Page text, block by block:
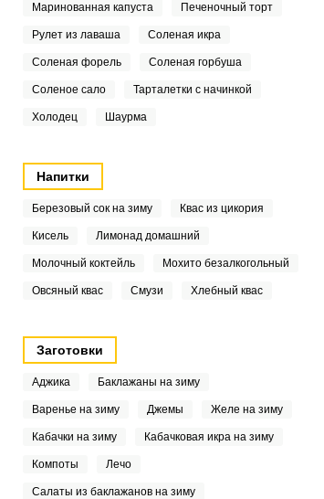
Маринованная капуста Печеночный торт
Рулет из лаваша Соленая икра
Соленая форель Соленая горбуша
Соленое сало Тарталетки с начинкой
Холодец Шаурма
Напитки
Березовый сок на зиму Квас из цикория
Кисель Лимонад домашний
Молочный коктейль Мохито безалкогольный
Овсяный квас Смузи Хлебный квас
Заготовки
Аджика Баклажаны на зиму
Варенье на зиму Джемы Желе на зиму
Кабачки на зиму Кабачковая икра на зиму
Компоты Лечо
Салаты из баклажанов на зиму